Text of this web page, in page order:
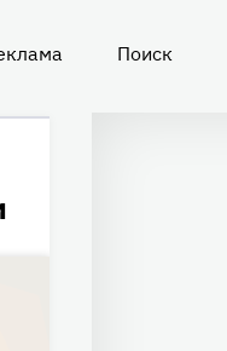
Поиск